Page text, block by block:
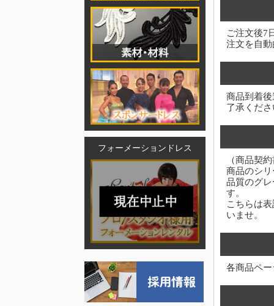
フォーメーションドレス
ご注文後7
注文を自
商品到着
了承くだ
（商品契
商品のシ
品質のグ
す。
こちらは
いませ。
各商品ペ